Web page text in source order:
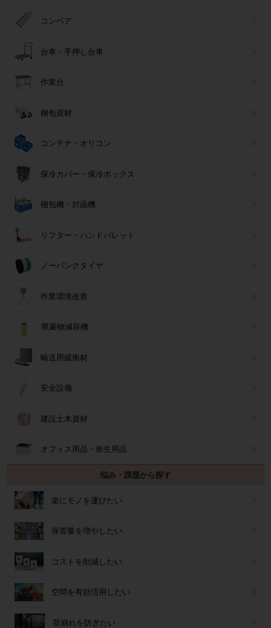
コンベア
台車・手押し台車
作業台
梱包資材
コンテナ・オリコン
保冷カバー・保冷ボックス
梱包機・封函機
リフター・ハンドパレット
ノーパンクタイヤ
作業環境改善
廃棄物減容機
輸送用緩衝材
安全設備
建設土木資材
オフィス用品・衛生用品
悩み・課題から探す
楽にモノを運びたい
保管量を増やしたい
コストを削減したい
空間を有効活用したい
荷崩れを防ぎたい